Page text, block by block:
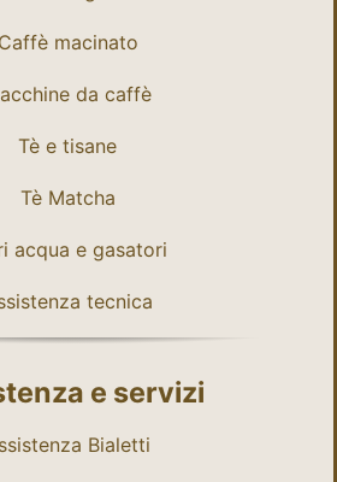
Caffè macinato
da caffè
Tè e tisane
Tè Matcha
acqua e gasatori
tecnica
e servizi
Bialetti